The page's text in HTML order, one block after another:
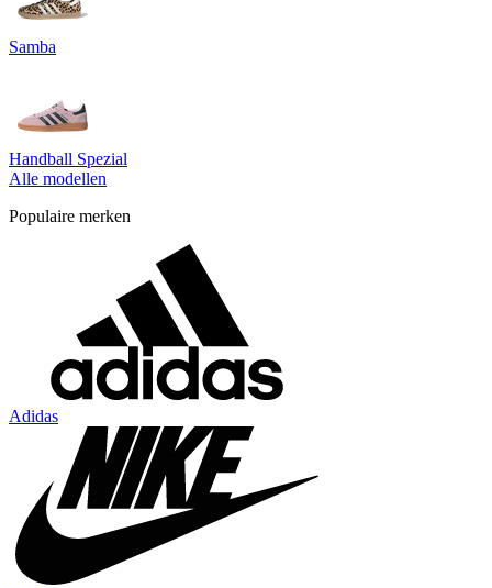
Samba
Handball Spezial
Alle modellen
Populaire merken
Adidas